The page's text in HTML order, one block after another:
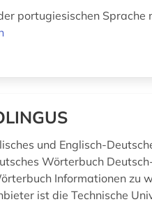
portugiesischen
und Englisch-
Wörterbuch
Informationen zu
ist die Technische